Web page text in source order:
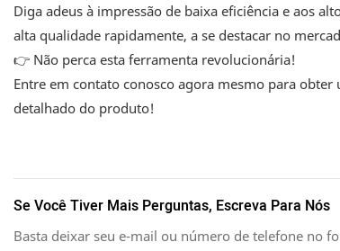
Diga adeus à impressão de baixa eficiência e aos
alta qualidade rapidamente, a se destacar no
👉 Não perca esta ferramenta revolucionária!
Entre em contato conosco agora mesmo para
detalhado do produto!
Se Você Tiver Mais Perguntas, Escreva Para Nós
Basta deixar seu e-mail ou número de telefone no